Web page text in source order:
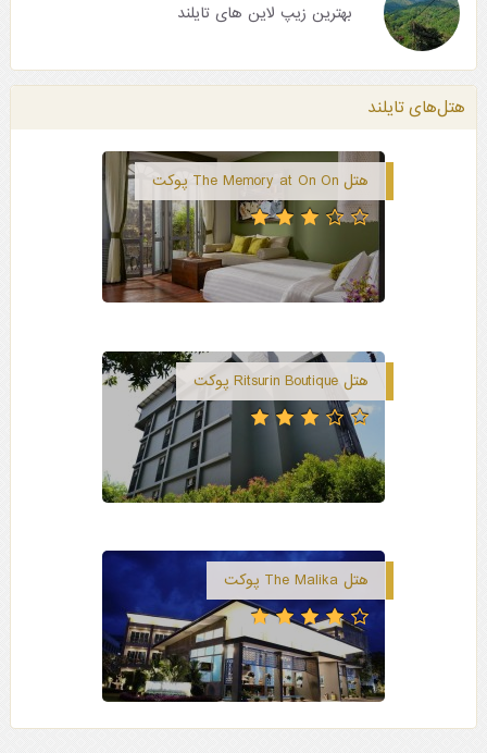
بهترین زیپ لاین های تایلند
هتل‌های تایلند
هتل The Memory at On On پوکت
هتل Ritsurin Boutique پوکت
هتل The Malika پوکت